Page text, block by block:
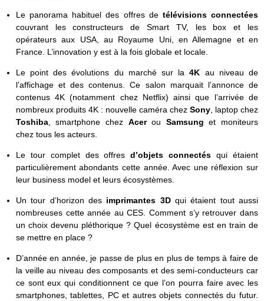
Le panorama habituel des offres de télévisions connectées
couvrant les constructeurs de Smart TV, les box et les
opérateurs aux USA, au Royaume Uni, en Allemagne et en
France. L’innovation y est à la fois globale et locale.
Le point des évolutions du marché sur la4K au niveau de
l’affichage et des contenus. Ce salon marquait l’annonce de
contenus 4K (notamment chez Netflix) ainsi que l’arrivée de
nombreux produits 4K : nouvelle caméra chez Sony, laptop chez
Toshiba, smartphone chez Acerou Samsunget moniteurs
chez tous les acteurs.
Le tour complet des offresd’objets connectésqui étaient
particulièrement abondants cette année. Avec une réflexion sur
leur business model et leurs écosystèmes.
Un tour d’horizon des imprimantes 3D qui étaient tout aussi
nombreuses cette année au CES. Comment s’y retrouver dans
un choix devenu pléthorique ? Quel écosystème est en train de
se mettre en place ?
D’année en année, je passe de plus en plus de temps à faire de
la veille au niveau des composants et des semi-conducteurs car
ce sont eux qui conditionnent ce que l’on pourra faire avec les
smartphones, tablettes, PC et autres objets connectés du futur.